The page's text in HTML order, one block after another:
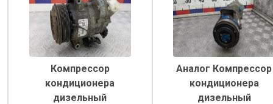
Компрессор
кондиционера
дизельный
Аналог Компрессор
кондиционера
дизельный